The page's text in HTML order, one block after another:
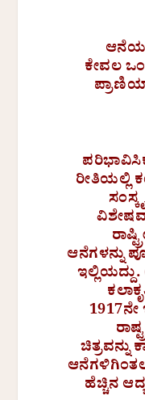
ಕೇವಲ
ರೀತಿಯಲ್ಲಿ
ಆನೆಗಳನ್ನು
ಚಿತ್ರವನ್ನು
ಹೆಚ್ಚಿನ